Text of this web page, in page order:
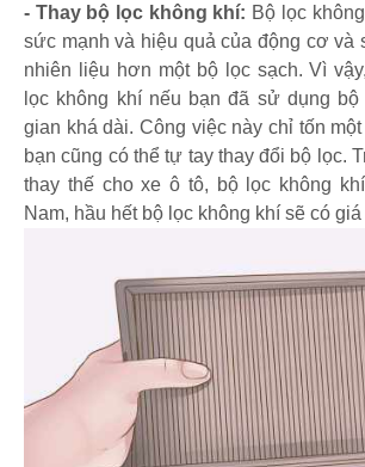
- Thay bộ lọc không khí: Bộ lọc
sức mạnh và hiệu quả của động cơ và
nhiên liệu hơn một bộ lọc sạch. Vì
lọc không khí nếu bạn đã sử dụng
gian khá dài. Công việc này chỉ tốn
bạn cũng có thể tự tay thay đổi bộ lọc.
thay thế cho xe ô tô, bộ lọc không
Nam, hầu hết bộ lọc không khí sẽ có